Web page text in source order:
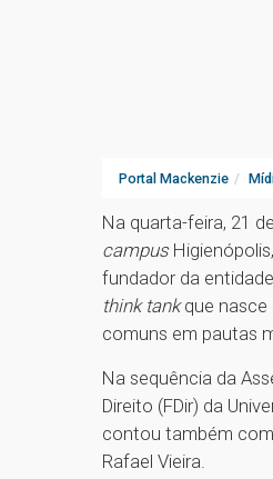
Portal Mackenzie
Na quarta-feira, 21
campus
fundador da
think tankque nasce
comuns em pautas
Na sequência da
Direito (FDir) da
contou também
Rafael Vieira.